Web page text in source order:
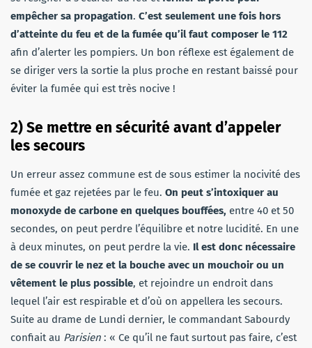
empêcher sa propagation. C’est seulement une fois hors
d’atteinte du feu et de la fumée qu’il faut composer le 112
afin d’alerter les pompiers. Un bon réflexe est également de
se diriger vers la sortie la plus proche en restant baissé pour
éviter la fumée qui est très nocive !
2) Se mettre en sécurité avant d’appeler
les secours
Un erreur assez commune est de sous estimer la nocivité des
fumée et gaz rejetées par le feu. On peut s’intoxiquer au
monoxyde de carbone en quelques bouffées, entre 40 et 50
secondes, on peut perdre l’équilibre et notre lucidité. En une
à deux minutes, on peut perdre la vie. Il est donc nécessaire
de se couvrir le nez et la bouche avec un mouchoir ou un
vêtement le plus possible, et rejoindre un endroit dans
lequel l’air est respirable et d’où on appellera les secours.
Suite au drame de Lundi dernier, le commandant Sabourdy
confiait au Parisien : « Ce qu’il ne faut surtout pas faire, c’est